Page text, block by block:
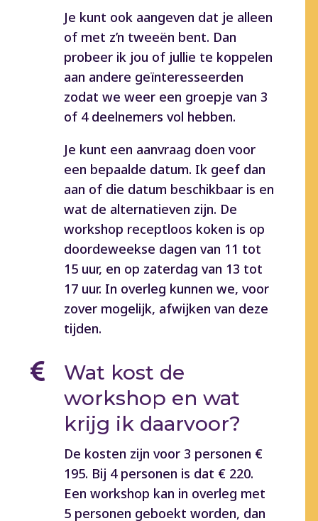
Je kunt ook aangeven dat je alleen
of met z’n tweeën bent. Dan
probeer ik jou of jullie te koppelen
aan andere geïnteresseerden
zodat we weer een groepje van 3
of 4 deelnemers vol hebben.
Je kunt een aanvraag doen voor
een bepaalde datum. Ik geef dan
aan of die datum beschikbaar is en
wat de alternatieven zijn. De
workshop receptloos koken is op
doordeweekse dagen van 11 tot
15 uur, en op zaterdag van 13 tot
17 uur. In overleg kunnen we, voor
zover mogelijk, afwijken van deze
tijden.

Wat kost de
workshop en wat
krijg ik daarvoor?
De kosten zijn voor 3 personen €
195. Bij 4 personen is dat € 220.
Een workshop kan in overleg met
5 personen geboekt worden, dan